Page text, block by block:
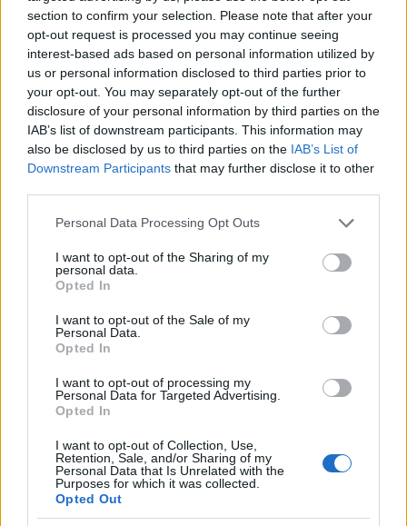
section to confirm your selection. Please note that after your
opt-out request is processed you may continue seeing
interest-based ads based on personal information utilized by
us or personal information disclosed to third parties prior to
your opt-out. You may separately opt-out of the further
disclosure of your personal information by third parties on the
IAB’s list of downstream participants. This information may
also be disclosed by us to third parties on the IAB’s List of
Downstream Participants that may further disclose it to other
Please note that this website/app uses one or more Google
not limited to your visit or usage behaviour. You may click to
grant or deny consent to Google and its third-party tags to
use your data for below specified purposes in below Google
consent section.
Personal Data Processing Opt Outs
I want to opt-out of the Sharing of my
personal data.
Opted In
I want to opt-out of the Sale of my
Personal Data.
Opted In
I want to opt-out of processing my
Personal Data for Targeted Advertising.
Opted In
I want to opt-out of Collection, Use,
Retention, Sale, and/or Sharing of my
Personal Data that Is Unrelated with the
Purposes for which it was collected.
Opted Out
Continua a leggere
FUTURE
Disarmo di Hamas e ritiro da Gaza: le tensioni tra
Israele e Trump
Edoardo Marchesi · 7 Ago 2026
FUTURE